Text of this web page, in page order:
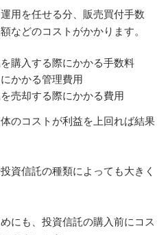
用を任せる分、販売買付手数
などのコストがかかります。
購入する際にかかる手数料
かかる管理費用
売却する際にかかる費用
のコストが利益を上回れば結果
資信託の種類によっても大きく
にも、投資信託の購入前にコス